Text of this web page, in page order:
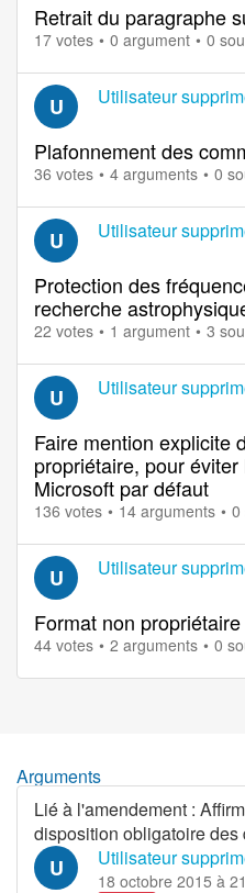
Retrait du paragraphe
17 votes 0 argument 0
U Utilisateur
Plafonnement des
36 votes 4 arguments 0
U Utilisateur
Protection des
recherche
22 votes 1 argument 3
U Utilisateur
Faire mention explicite
propriétaire, pour
Microsoft par défaut
136 votes 14 arguments 0
U Utilisateur
Format non propriétaire
44 votes 2 arguments 0
Arguments
Lié à l'amendement :
disposition obligatoire
U Utilisateur
18 octobre 2015 à